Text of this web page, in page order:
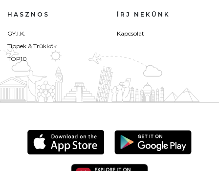
HASZNOS
GY.I.K.
Tippek & Trükkök
TOP10
ÍRJ NEKÜNK
Kapcsolat